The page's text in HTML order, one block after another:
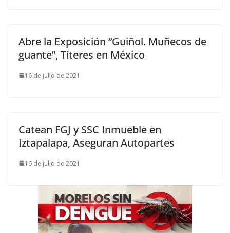
Abre la Exposición “Guiñol. Muñecos de
guante”, Títeres en México
16 de julio de 2021
Catean FGJ y SSC Inmueble en
Iztapalapa, Aseguran Autopartes
16 de julio de 2021